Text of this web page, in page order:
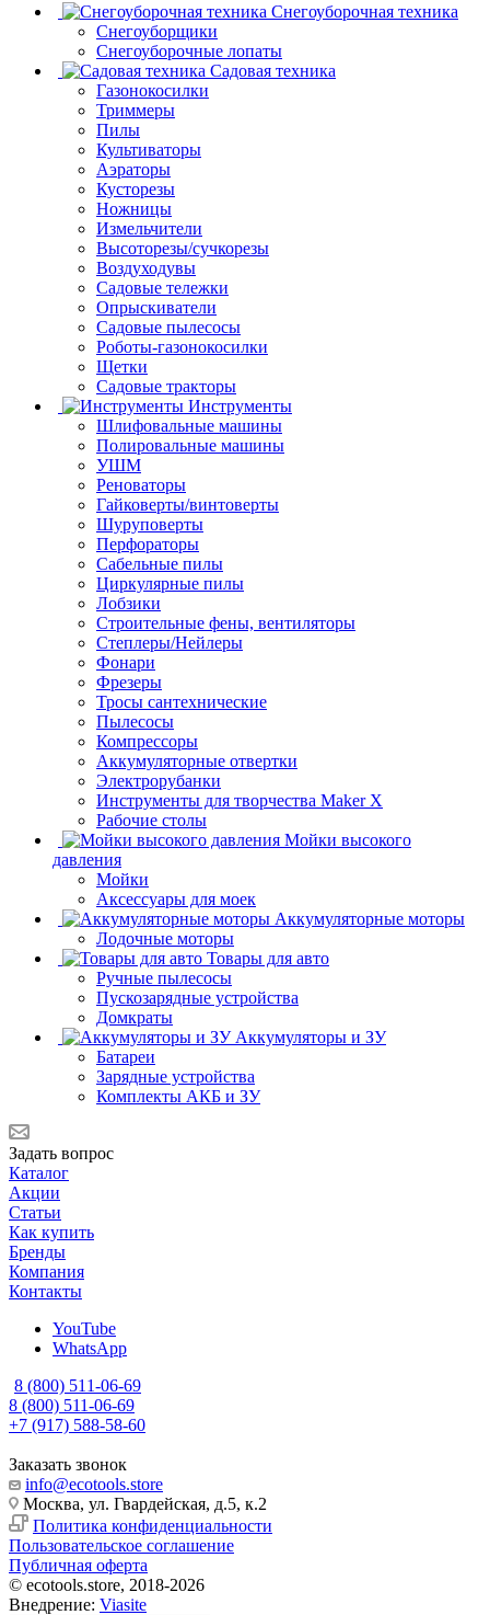
Снегоуборочная техника
Снегоуборщики
Снегоуборочные лопаты
Садовая техника
Газонокосилки
Триммеры
Пилы
Культиваторы
Аэраторы
Кусторезы
Ножницы
Измельчители
Высоторезы/сучкорезы
Воздуходувы
Садовые тележки
Опрыскиватели
Садовые пылесосы
Роботы-газонокосилки
Щетки
Садовые тракторы
Инструменты
Шлифовальные машины
Полировальные машины
УШМ
Реноваторы
Гайковерты/винтоверты
Шуруповерты
Перфораторы
Сабельные пилы
Циркулярные пилы
Лобзики
Строительные фены, вентиляторы
Степлеры/Нейлеры
Фонари
Фрезеры
Тросы сантехнические
Пылесосы
Компрессоры
Аккумуляторные отвертки
Электрорубанки
Инструменты для творчества Maker X
Рабочие столы
Мойки высокого
давления
Мойки
Аксессуары для моек
Аккумуляторные моторы
Лодочные моторы
Товары для авто
Ручные пылесосы
Пускозарядные устройства
Домкраты
Аккумуляторы и ЗУ
Батареи
Зарядные устройства
Комплекты АКБ и ЗУ
Задать вопрос
Каталог
Акции
Статьи
Как купить
Бренды
Компания
Контакты
YouTube
WhatsApp
8 (800) 511-06-69
8 (800) 511-06-69
+7 (917) 588-58-60
Заказать звонок
info@ecotools.store
Москва, ул. Гвардейская, д.5, к.2
Политика конфиденциальности
Пользовательское соглашение
Публичная оферта
© ecotools.store, 2018-2026
Внедрение: Viasite